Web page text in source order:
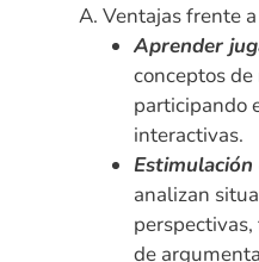
Ventajas frente
Aprender
conceptos
participando
interactivas.
analizan
de